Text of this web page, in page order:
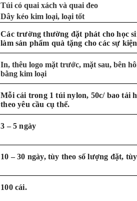
Túi có quai xách và quai đeo
Dây kéo kim loại, loại tốt
Các trường thường đặt phát cho học
làm sản phẩm quà tặng cho các sự
In, thêu logo mặt trước, mặt sau, bên
bằng kim loại
Mỗi cái trong 1 túi nylon, 50c/ bao tải
theo yêu cầu cụ thể.
3 – 5 ngày
10 – 30 ngày, tùy theo số lượng đặt,
100 cái.